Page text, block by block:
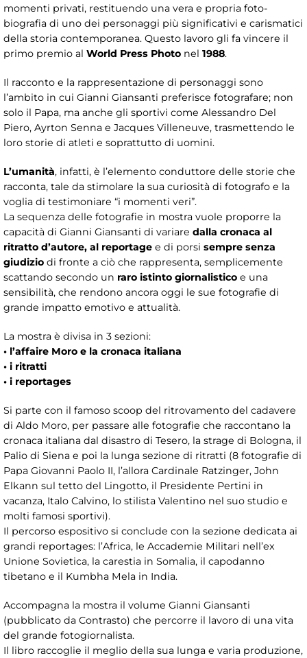
momenti privati, restituendo una vera e propria foto-
biografia di uno dei personaggi più significativi e carismatici
della storia contemporanea. Questo lavoro gli fa vincere il
primo premio al World Press Photo nel 1988.
Il racconto e la rappresentazione di personaggi sono
l’ambito in cui Gianni Giansanti preferisce fotografare; non
solo il Papa, ma anche gli sportivi come Alessandro Del
Piero, Ayrton Senna e Jacques Villeneuve, trasmettendo le
loro storie di atleti e soprattutto di uomini.
L’umanità, infatti, è l’elemento conduttore delle storie che
racconta, tale da stimolare la sua curiosità di fotografo e la
voglia di testimoniare “i momenti veri”.
La sequenza delle fotografie in mostra vuole proporre la
capacità di Gianni Giansanti di variare dalla cronaca al
ritratto d’autore, al reportage e di porsi sempre senza
giudizio di fronte a ciò che rappresenta, semplicemente
scattando secondo un raro istinto giornalistico e una
sensibilità, che rendono ancora oggi le sue fotografie di
grande impatto emotivo e attualità.
La mostra è divisa in 3 sezioni:
• l’affaire Moro e la cronaca italiana
• i ritratti
• i reportages
Si parte con il famoso scoop del ritrovamento del cadavere
di Aldo Moro, per passare alle fotografie che raccontano la
cronaca italiana dal disastro di Tesero, la strage di Bologna, il
Palio di Siena e poi la lunga sezione di ritratti (8 fotografie di
Papa Giovanni Paolo II, l’allora Cardinale Ratzinger, John
Elkann sul tetto del Lingotto, il Presidente Pertini in
vacanza, Italo Calvino, lo stilista Valentino nel suo studio e
molti famosi sportivi).
Il percorso espositivo si conclude con la sezione dedicata ai
grandi reportages: l’Africa, le Accademie Militari nell’ex
Unione Sovietica, la carestia in Somalia, il capodanno
tibetano e il Kumbha Mela in India.
Accompagna la mostra il volume Gianni Giansanti
(pubblicato da Contrasto) che percorre il lavoro di una vita
del grande fotogiornalista.
Il libro raccoglie il meglio della sua lunga e varia produzione,